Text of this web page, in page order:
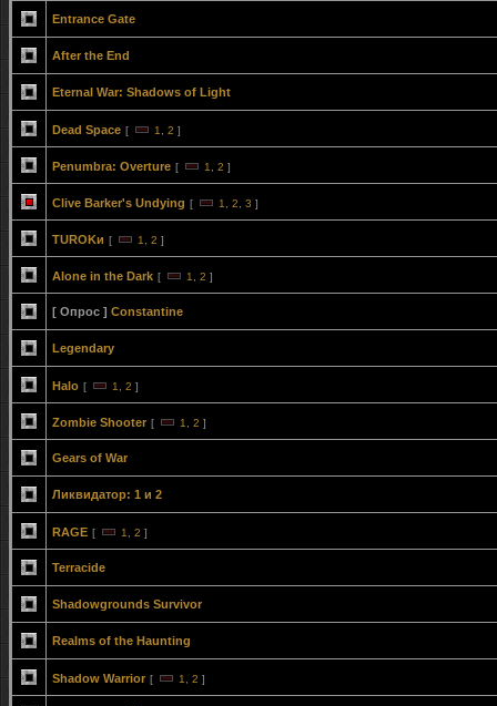
Entrance Gate
After the End
Eternal War: Shadows of Light
Dead Space [ 1 2 ]
Penumbra: Overture [ 1 2 ]
Clive Barker's Undying [ 1 2 3 ]
TUROKи [ 1 2 ]
Alone in the Dark [ 1 2 ]
[ Опрос ] Constantine
Legendary
Halo [ 1 2 ]
Zombie Shooter [ 1 2 ]
Gears of War
Ликвидатор: 1 и 2
RAGE [ 1 2 ]
Terracide
Shadowgrounds Survivor
Realms of the Haunting
Shadow Warrior [ 1 2 ]